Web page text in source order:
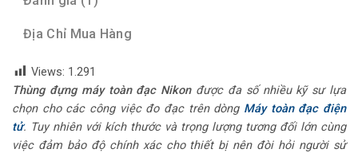
Địa Chỉ Mua Hàng
Views: 1.291
Thùng đựng máy toàn đạc Nikonđược đa số nhiều kỹ sư lựa
chọn cho các công việc đo đạc trên dòng Máy toàn đạc điện
tử. Tuy nhiên với kích thước và trọng lượng tương đối lớn cùng
việc đảm bảo độ chính xác cho thiết bị nên đòi hỏi người sử